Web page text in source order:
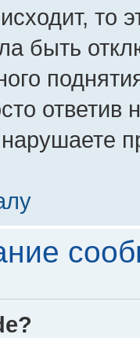
то
быть
ответив